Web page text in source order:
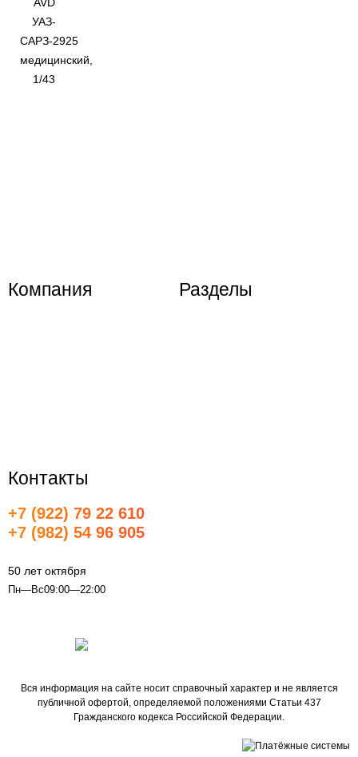
Компания Разделы
Контакты
+7 (922) 79 22 610
+7 (982) 54 96 905
50 лет октября
Пн—Вс09:00—22:00
Вся информация на сайте носит справочный характер и не является
публичной офертой, определяемой положениями Статьи 437
Гражданского кодекса Российской Федерации.